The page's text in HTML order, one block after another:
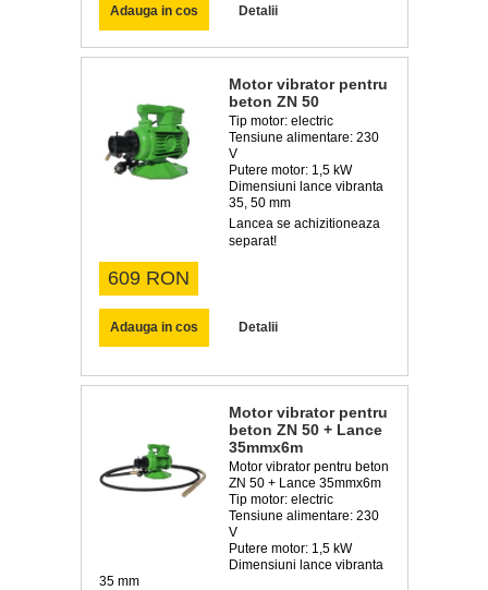
Adauga in cos Detalii
Motor vibrator pentru
beton ZN 50
Tip motor: electric
Tensiune alimentare: 230
V
Putere motor: 1,5 kW
Dimensiuni lance vibranta
35, 50 mm
Lancea se achizitioneaza
separat!
609 RON
Adauga in cos Detalii
Motor vibrator pentru
beton ZN 50 + Lance
35mmx6m
Motor vibrator pentru beton
ZN 50 + Lance 35mmx6m
Tip motor: electric
Tensiune alimentare: 230
V
Putere motor: 1,5 kW
Dimensiuni lance vibranta
35 mm